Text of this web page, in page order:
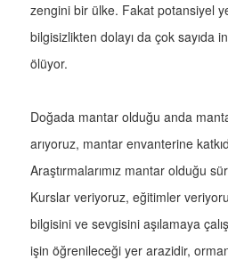
zengini bir ülke. Fakat potansiyel
bilgisizlikten dolayı da çok sayıda
ölüyor.
Doğada mantar olduğu anda
arıyoruz, mantar envanterine
Araştırmalarımız mantar olduğu
Kurslar veriyoruz, eğitimler
bilgisini ve sevgisini aşılamaya
işin öğrenileceği yer arazidir,